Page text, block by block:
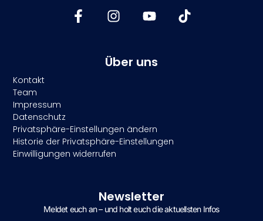
Über uns
Kontakt
Team
Impressum
Datenschutz
Privatsphäre-Einstellungen ändern
Historie der Privatsphäre-Einstellungen
Einwilligungen widerrufen
Newsletter
Meldet euch an – und holt euch die aktuellsten Infos